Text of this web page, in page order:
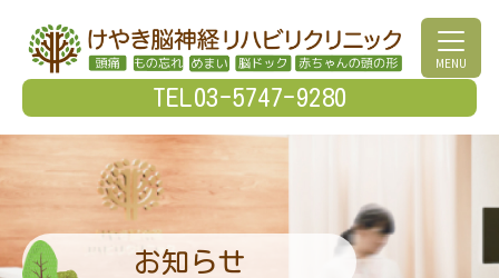
TEL03-5747-9280
MENU
お知らせ